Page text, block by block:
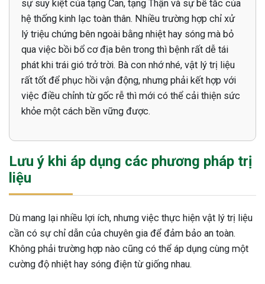
sự suy kiệt của tạng Can, tạng Thận và sự bế tắc của
hệ thống kinh lạc toàn thân. Nhiều trường hợp chỉ xử
lý triệu chứng bên ngoài bằng nhiệt hay sóng mà bỏ
qua việc bồi bổ cơ địa bên trong thì bệnh rất dễ tái
phát khi trái gió trở trời. Bà con nhớ nhé, vật lý trị liệu
rất tốt để phục hồi vận động, nhưng phải kết hợp với
việc điều chỉnh từ gốc rễ thì mới có thể cải thiện sức
khỏe một cách bền vững được.
Lưu ý khi áp dụng các phương pháp trị
liệu
Dù mang lại nhiều lợi ích, nhưng việc thực hiện vật lý trị liệu
cần có sự chỉ dẫn của chuyên gia để đảm bảo an toàn.
Không phải trường hợp nào cũng có thể áp dụng cùng một
cường độ nhiệt hay sóng điện từ giống nhau.